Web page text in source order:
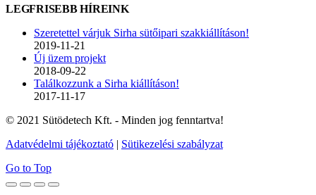
LEGFRISEBB HÍREINK
Szeretettel várjuk Sirha sütőipari szakkiállításon!
2019-11-21
Új üzem projekt
2018-09-22
Találkozzunk a Sirha kiállításon!
2017-11-17
© 2021 Sütödetech Kft. - Minden jog fenntartva!
Adatvédelmi tájékoztató | Sütikezelési szabályzat
Go to Top